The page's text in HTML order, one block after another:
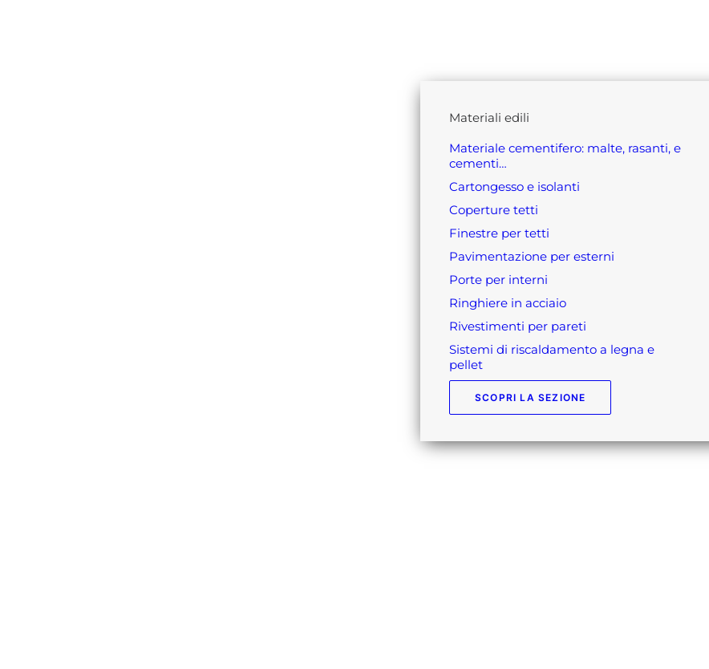
materiali edili
materiale cementifero: malte, rasanti, e
cementi…
cartongesso e isolanti
coperture tetti
finestre per tetti
pavimentazione per esterni
porte per interni
ringhiere in acciaio
rivestimenti per pareti
sistemi di riscaldamento a legna e
pellet
SCOPRI LA SEZIONE